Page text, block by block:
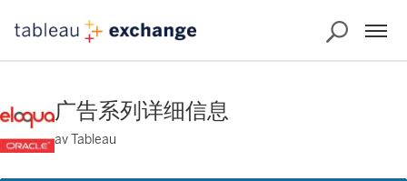
广告系列详细信息
av Tableau